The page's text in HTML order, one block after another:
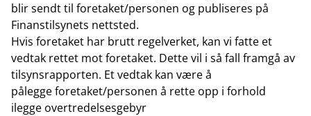
blir sendt til foretaket/personen og publiseres på
Finanstilsynets nettsted.
Hvis foretaket har brutt regelverket, kan vi fatte et
vedtak rettet mot foretaket. Dette vil i så fall framgå av
tilsynsrapporten. Et vedtak kan være å
pålegge foretaket/personen å rette opp i forhold
ilegge overtredelsesgebyr